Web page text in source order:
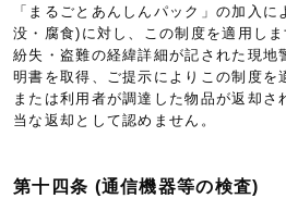
「まるごとあんしんパック」の加入
没・腐食)に対し、この制度を適用しま
紛失・盗難の経緯詳細が記された現地
明書を取得、ご提示によりこの制度を
または利用者が調達した物品が返却さ
当な返却として認めません。
第十四条 (通信機器等の検査)